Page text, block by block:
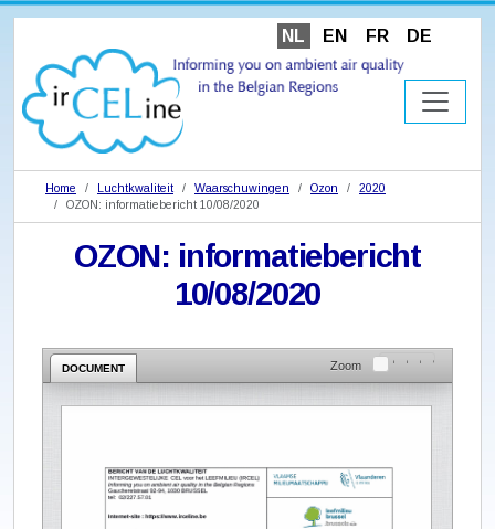
NL EN FR DE
Home Luchtkwaliteit Waarschuwingen Ozon
2020
OZON: informatiebericht 10/08/2020
OZON: informatiebericht
10/08/2020
DOCUMENT Zoom